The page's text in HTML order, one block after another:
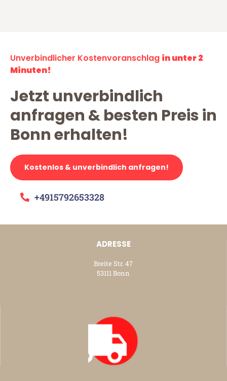
Unverbindlicher Kostenvoranschlag in unter 2
Minuten!
Jetzt unverbindlich
anfragen & besten Preis in
Bonn erhalten!
Kostenlos & unverbindlich anfragen!
+4915792653328
ADRESSE
Breite Str. 47
53111 Bonn